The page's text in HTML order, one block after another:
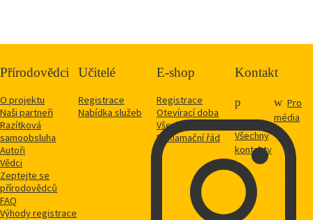
Přírodovědci
O projektu
Naši partneři
Razítková
samoobsluha
Autoři
Vědci
Zeptejte se
přírodovědců
FAQ
Výhody registrace
Učitelé
Registrace
Nabídka služeb
E-shop
Registrace
Otevírací doba
Vše o nákupu
Reklamační řád
Kontakt
Všechny
kontakty
Pro
média